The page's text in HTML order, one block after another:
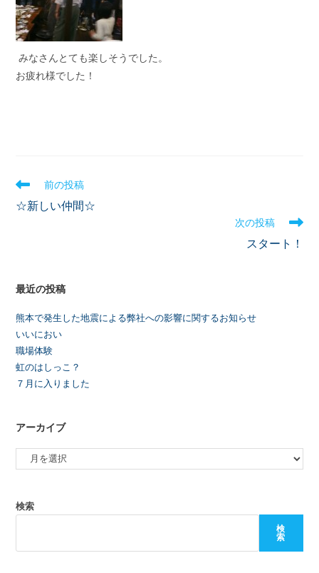
みなさんとても楽しそうでした。
お疲れ様でした！
前の投稿
☆新しい仲間☆
次の投稿
スタート！
最近の投稿
熊本で発生した地震による弊社への影響に関するお知らせ
いいにおい
職場体験
虹のはしっこ？
７月に入りました
アーカイブ
検索
検
索